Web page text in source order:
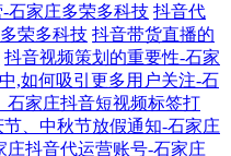
石家庄多荣多科技 抖音代
荣多科技 抖音带货直播的
抖音视频策划的重要性-石家
,如何吸引更多用户关注-石
石家庄抖音短视频标签打
节、中秋节放假通知-石家庄
庄抖音代运营账号-石家庄